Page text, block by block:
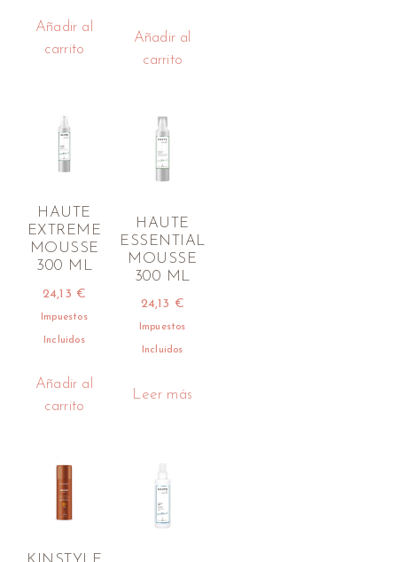
Añadir al
carrito
Añadir al
carrito
HAUTE
EXTREME
MOUSSE
300 ML
24,13 €
Impuestos
Incluidos
Añadir al
carrito
HAUTE
ESSENTIAL
MOUSSE
300 ML
24,13 €
Impuestos
Incluidos
Leer más